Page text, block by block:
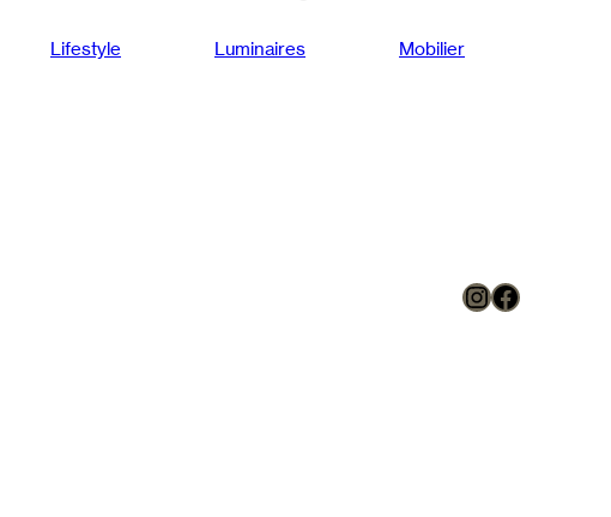
Lifestyle Luminaires Mobilier
Instagram